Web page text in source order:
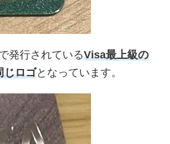
発行されているVisa最上級の
じロゴとなっています。